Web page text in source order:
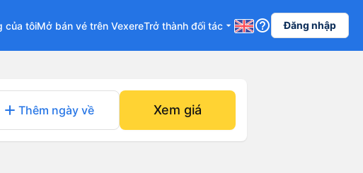
của tôiMở bán vé trên VexereTrở thành đối tác arrow_drop_down help_outline Đăng nhập
add Thêm ngày về Xem giá